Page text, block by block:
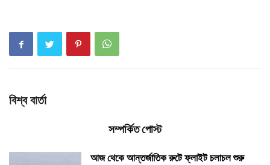
বিশ্ব বার্তা
সম্পর্কিত পোস্ট
আজ থেকে আন্তর্জাতিক রুটে ফ্লাইট চলাচল শুরু